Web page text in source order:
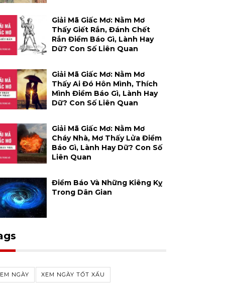
Giải Mã Giấc Mơ: Nằm Mơ
Thấy Giết Rắn, Đánh Chết
Rắn Điềm Báo Gì, Lành Hay
Dữ? Con Số Liên Quan
Giải Mã Giấc Mơ: Nằm Mơ
Thấy Ai Đó Hôn Mình, Thích
Mình Điềm Báo Gì, Lành Hay
Dữ? Con Số Liên Quan
Giải Mã Giấc Mơ: Nằm Mơ
Cháy Nhà, Mơ Thấy Lửa Điềm
Báo Gì, Lành Hay Dữ? Con Số
Liên Quan
Điềm Báo Và Những Kiêng Kỵ
Trong Dân Gian
NGÀY XEM NGÀY TỐT XẤU